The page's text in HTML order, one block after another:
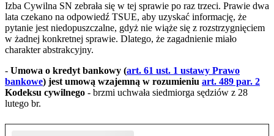
Izba Cywilna SN zebrała się w tej sprawie po raz trzeci. Prawie dwa
lata czekano na odpowiedź TSUE, aby uzyskać informację, że
pytanie jest niedopuszczalne, gdyż nie wiąże się z rozstrzygnięciem
w żadnej konkretnej sprawie. Dlatego, że zagadnienie miało
charakter abstrakcyjny.
- Umowa o kredyt bankowy (art. 61 ust. 1 ustawy Prawo
bankowe) jest umową wzajemną w rozumieniu art. 489 par. 2
Kodeksu cywilnego - brzmi uchwała siedmiorga sędziów z 28
lutego br.